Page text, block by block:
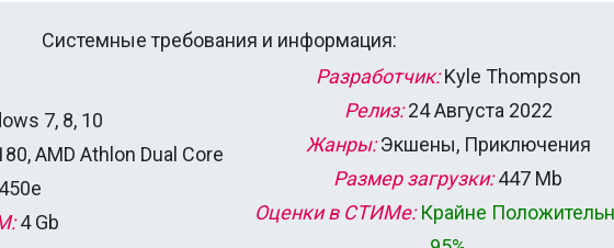
Системные требования и информация:
7, 8, 10
AMD Athlon Dual Core
4 Gb
Разработчик:Kyle Thompson
Релиз:24 Августа 2022
Жанры:Экшены, Приключения
Размер загрузки:447 Mb
Оценки в СТИМе: Крайне